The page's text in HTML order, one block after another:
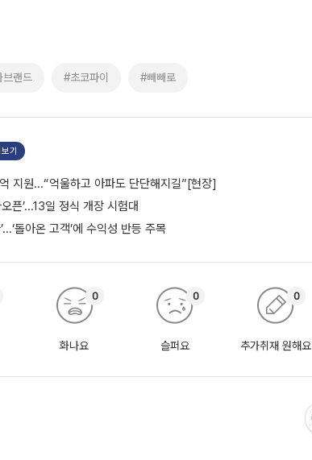
브랜드 #초코파이 #빼빼로
기
지원...“억울하고 아파도 단단해지길”[현장]
픈’...13일 정식 개장 시험대
돌아온 고객’에 수익성 반등 주목
화나요
0
슬퍼요
0
추가취재 원해요
0